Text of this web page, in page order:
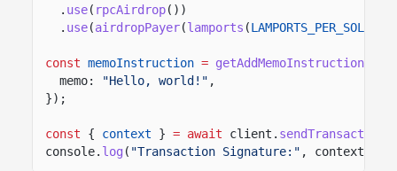
. use( rpcAirdrop())
. use(airdropPayer(lamports (LAMPORTS_PER_SOL
const memoInstruction = getAddMemoInstruction
memo:
"Hello, world!" ,
});
const { context } = await client. sendTransaction
console. log ( "Transaction Signature:" ,